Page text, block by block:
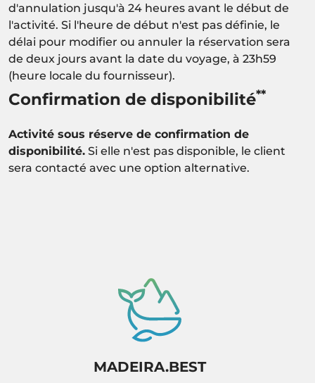
d'annulation jusqu'à 24 heures avant le début de
l'activité. Si l'heure de début n'est pas définie, le
délai pour modifier ou annuler la réservation sera
de deux jours avant la date du voyage, à 23h59
(heure locale du fournisseur).
Confirmation de disponibilité**
Activité sous réserve de confirmation de
disponibilité. Si elle n'est pas disponible, le client
sera contacté avec une option alternative.
MADEIRA.BEST